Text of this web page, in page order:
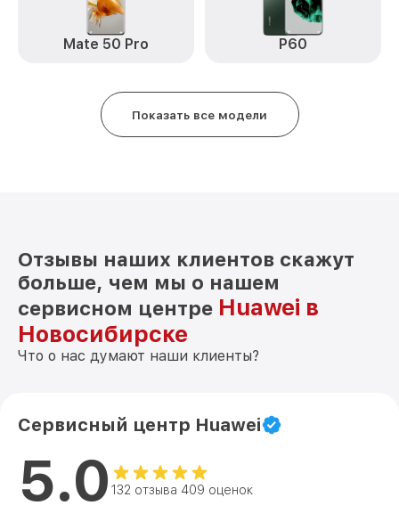
Замена антенны P40 Huawei от 490₽
Замена вибромотора P40 Huawei от 490₽
Чистка динамика, микрофонов от пыли
(с разбором) P40 Huawei
Mate 50 Pro P60
Показать все модели
Отзывы наших клиентов скажут
больше, чем мы о нашем
сервисном центре Huawei в
Новосибирске
Что о нас думают наши клиенты?
Сервисный центр Huawei
5.0 132 отзыва 409 оценок